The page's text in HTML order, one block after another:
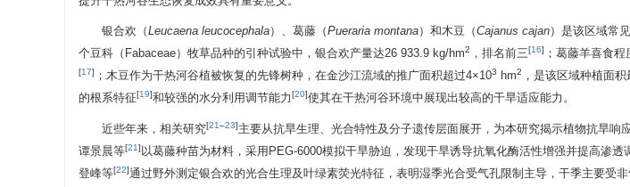
银合欢（Leucaena leucocephala）、葛藤（Pueraria montana）和木豆（Cajanus cajan）是该区域常
个豆科（Fabaceae）牧草品种的引种试验中，银合欢产量达26 933.9 kg/hm2 ，排名前三[16] ；葛藤羊喜食
[17] ；木豆作为干热河谷植被恢复的先锋树种，在金沙江流域的推广面积超过4×103 hm2 ，是该区域种植面
的根系特征[19]和较强的水分利用调节能力[20]使其在干热河谷环境中展现出较高的干旱适应能力。
近些年来，相关研究[21–23]主要从抗旱生理、光合特性及分子遗传层面展开，为本研究揭示植物抗旱响
谭景晨等[21] 以葛藤种苗为材料，采用PEG-6000模拟干旱胁迫，发现干旱诱导抗氧化酶活性增强并提高渗
登峰等[22]通过野外测定银合欢的光合生理及叶绿素荧光特征，表明湿季光合受气孔限制主导，干季主要受